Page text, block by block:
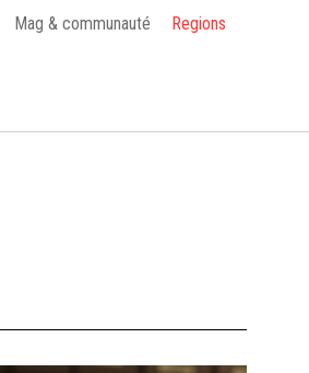
Mag & communauté Regions